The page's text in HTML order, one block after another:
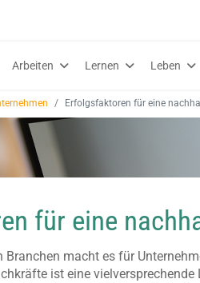
Arbeiten Lernen Leben
Erfolgsfaktoren für eine
für eine
macht es für
ist eine